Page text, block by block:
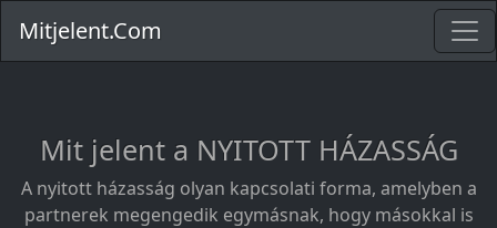
Mitjelent.Com
Mit jelent a NYITOTT HÁZASSÁG
A nyitott házasság olyan kapcsolati forma, amelyben a
partnerek megengedik egymásnak, hogy másokkal is